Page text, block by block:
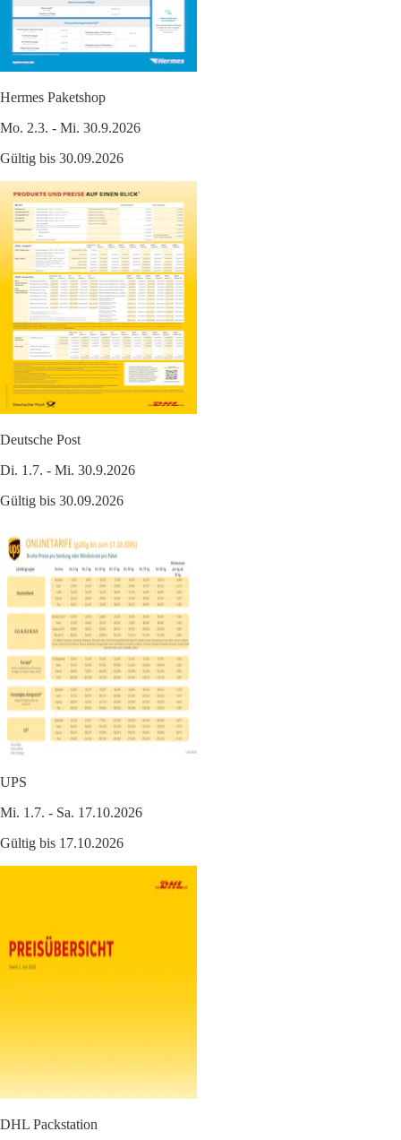
Hermes Paketshop
Mo. 2.3. - Mi. 30.9.2026
Gültig bis 30.09.2026
Deutsche Post
Di. 1.7. - Mi. 30.9.2026
Gültig bis 30.09.2026
UPS
Mi. 1.7. - Sa. 17.10.2026
Gültig bis 17.10.2026
DHL Packstation